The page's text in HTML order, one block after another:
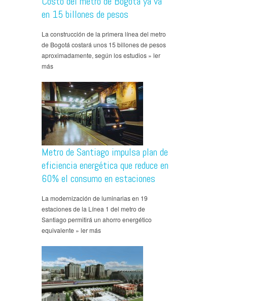
en 15 billones de pesos
La construcción de la primera línea del metro
de Bogotá costará unos 15 billones de pesos
aproximadamente, según los estudios » ler
más
Metro de Santiago impulsa plan de
eficiencia energética que reduce en
60% el consumo en estaciones
La modernización de luminarias en 19
estaciones de la Línea 1 del metro de
Santiago permitirá un ahorro energético
equivalente » ler más